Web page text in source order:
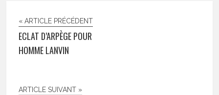
« ARTICLE PRÉCÉDENT
ECLAT D’ARPÈGE POUR
HOMME LANVIN
ARTICLE SUIVANT »